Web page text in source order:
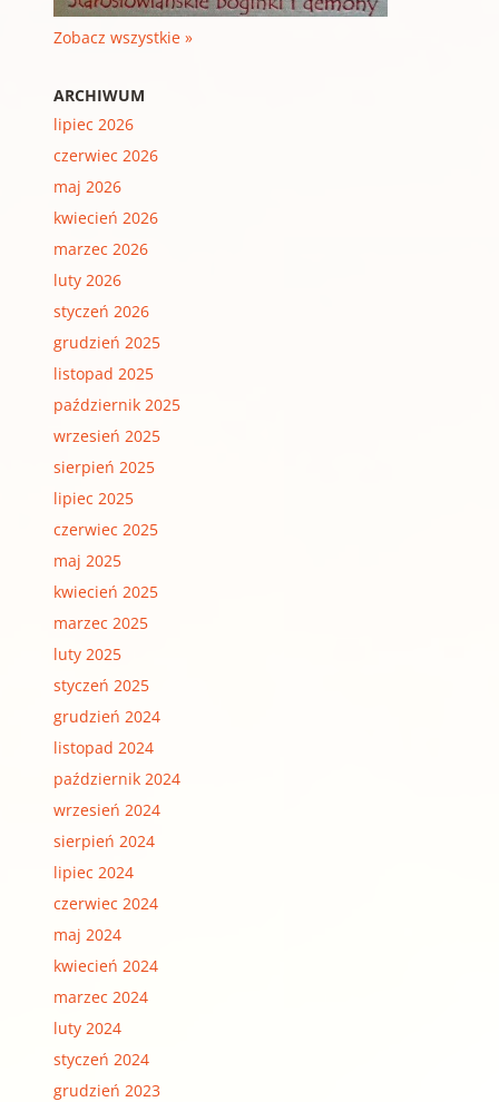
Zobacz wszystkie »
ARCHIWUM
lipiec 2026
czerwiec 2026
maj 2026
kwiecień 2026
marzec 2026
luty 2026
styczeń 2026
grudzień 2025
listopad 2025
październik 2025
wrzesień 2025
sierpień 2025
lipiec 2025
czerwiec 2025
maj 2025
kwiecień 2025
marzec 2025
luty 2025
styczeń 2025
grudzień 2024
listopad 2024
październik 2024
wrzesień 2024
sierpień 2024
lipiec 2024
czerwiec 2024
maj 2024
kwiecień 2024
marzec 2024
luty 2024
styczeń 2024
grudzień 2023